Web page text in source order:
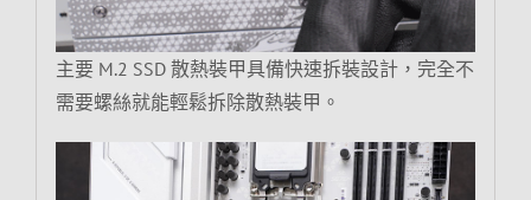
主要 M.2 SSD 散熱裝甲具備快速拆裝設計，完全不
需要螺絲就能輕鬆拆除散熱裝甲。